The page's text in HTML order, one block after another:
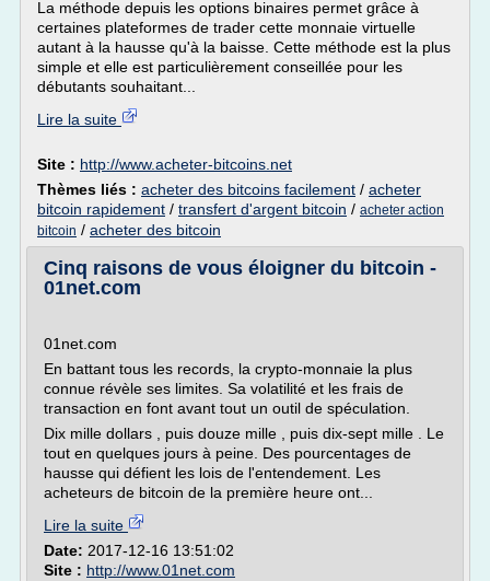
La méthode depuis les options binaires permet grâce à
certaines plateformes de trader cette monnaie virtuelle
autant à la hausse qu'à la baisse. Cette méthode est la plus
simple et elle est particulièrement conseillée pour les
débutants souhaitant...
Lire la suite
Site : http://www.acheter-bitcoins.net
Thèmes liés : acheter des bitcoins facilement / acheter
bitcoin rapidement / transfert d'argent bitcoin / acheter action
bitcoin / acheter des bitcoin
Cinq raisons de vous éloigner du bitcoin -
01net.com
01net.com
En battant tous les records, la crypto-monnaie la plus
connue révèle ses limites. Sa volatilité et les frais de
transaction en font avant tout un outil de spéculation.
Dix mille dollars , puis douze mille , puis dix-sept mille . Le
tout en quelques jours à peine. Des pourcentages de
hausse qui défient les lois de l'entendement. Les
acheteurs de bitcoin de la première heure ont...
Lire la suite
Date: 2017-12-16 13:51:02
Site : http://www.01net.com